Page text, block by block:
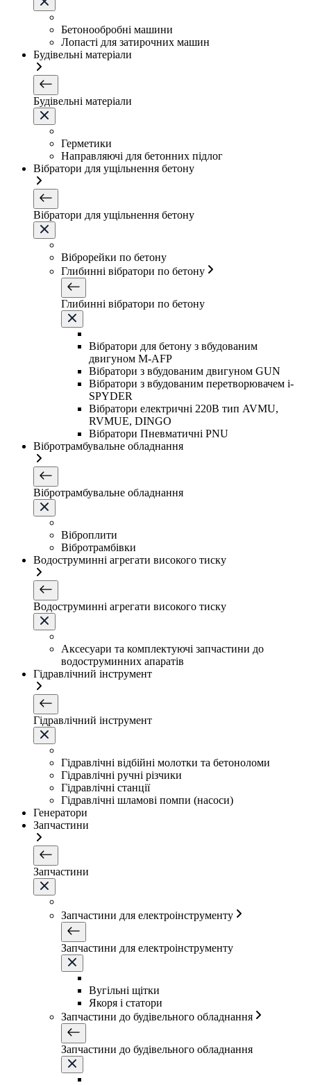
Бетонообробні машини
Лопасті для затирочних машин
Будівельні матеріали
Будівельні матеріали
Герметики
Направляючі для бетонних підлог
Вібратори для ущільнення бетону
Вібратори для ущільнення бетону
Віброрейки по бетону
Глибинні вібратори по бетону
Глибинні вібратори по бетону
Вібратори для бетону з вбудованим
двигуном M-AFP
Вібратори з вбудованим двигуном GUN
Вібратори з вбудованим перетворювачем i-
SPYDER
Вібратори електричні 220B тип AVMU,
RVMUE, DINGO
Вібратори Пневматичні PNU
Вібротрамбувальне обладнання
Вібротрамбувальне обладнання
Віброплити
Вібротрамбівки
Водоструминні агрегати високого тиску
Водоструминні агрегати високого тиску
Аксесуари та комплектуючі запчастини до
водоструминних апаратів
Гідравлічний інструмент
Гідравлічний інструмент
Гідравлічні відбійні молотки та бетоноломи
Гідравлічні ручні різчики
Гідравлічні станції
Гідравлічні шламові помпи (насоси)
Генератори
Запчастини
Запчастини
Запчастини для електроінструменту
Запчастини для електроінструменту
Вугільні щітки
Якоря і статори
Запчастини до будівельного обладнання
Запчастини до будівельного обладнання